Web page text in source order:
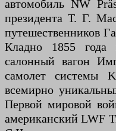
автомобиль NW
президента Т. Г.
путешественников
Кладно 1855 года
салонный вагон
самолет системы
всемирно
Первой мировой
американский LWF